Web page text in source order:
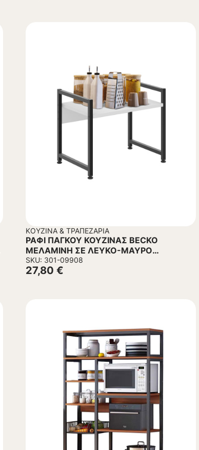
ΚΟΥΖΊΝΑ & ΤΡΑΠΕΖΑΡΊΑ
ΡΑΦΙ ΠΑΓΚΟΥ ΚΟΥΖΙΝΑΣ BECKO
ΜΕΛΑΜΙΝΗ ΣΕ ΛΕΥΚΟ-ΜΑΥΡΟ
ΜΕΤΑΛΛΟ 53x35x41Υεκ.
SKU: 301-09908
27,80 €